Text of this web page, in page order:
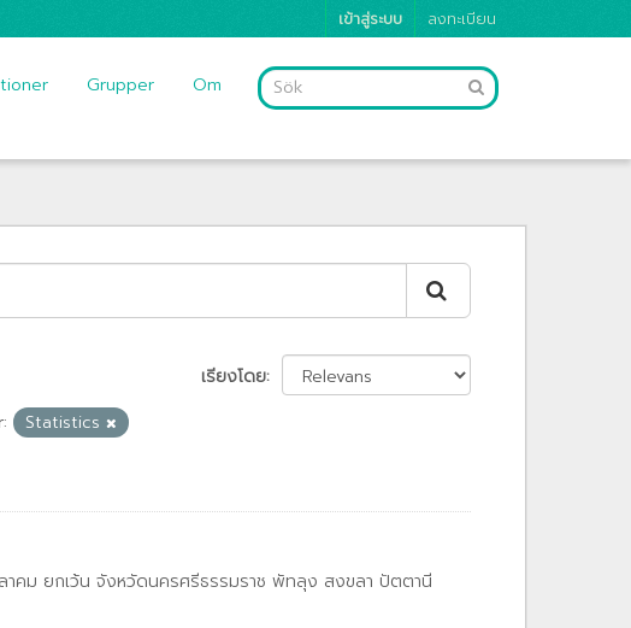
เข้าสู่ระบบ ลงทะเบียน
Grupper Om
เรียงโดย
Statistics
าคม ยกเว้น จังหวัดนครศรีธรรมราช พัทลุง สงขลา ปัตตานี